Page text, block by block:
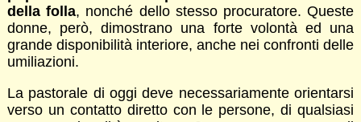
della folla, nonché dello stesso procuratore. Queste
donne, però, dimostrano una forte volontà ed una
grande disponibilità interiore, anche nei confronti delle
umiliazioni.
La pastorale di oggi deve necessariamente orientarsi
verso un contatto diretto con le persone, di qualsiasi